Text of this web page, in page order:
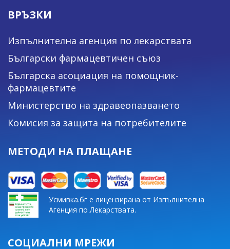
ВРЪЗКИ
Изпълнителна агенция по лекарствата
Български фармацевтичен съюз
Българска асоциация на помощник-
фармацевтите
Министерство на здравеопазването
Комисия за защита на потребителите
МЕТОДИ НА ПЛАЩАНЕ
Усмивка.бг е лицензирана от Изпълнителна
Агенция по Лекарствата.
СОЦИАЛНИ МРЕЖИ